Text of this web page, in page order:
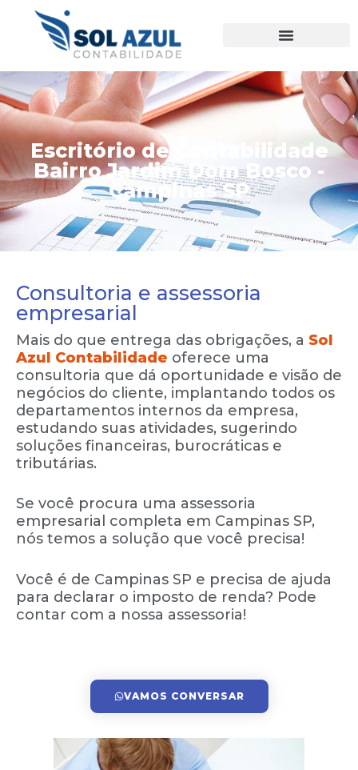
Escritório de Contabilidade
Bairro Jardim Dom Bosco -
Campinas SP
Consultoria e assessoria
empresarial
Mais do que entrega das obrigações, a Sol
Azul Contabilidade oferece uma
consultoria que dá oportunidade e visão de
negócios do cliente, implantando todos os
departamentos internos da empresa,
estudando suas atividades, sugerindo
soluções financeiras, burocráticas e
tributárias.
Se você procura uma assessoria
empresarial completa em Campinas SP,
nós temos a solução que você precisa!
Você é de Campinas SP e precisa de ajuda
para declarar o imposto de renda? Pode
contar com a nossa assessoria!
VAMOS CONVERSAR